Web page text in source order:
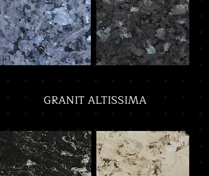
GRANIT ALTISSIMA